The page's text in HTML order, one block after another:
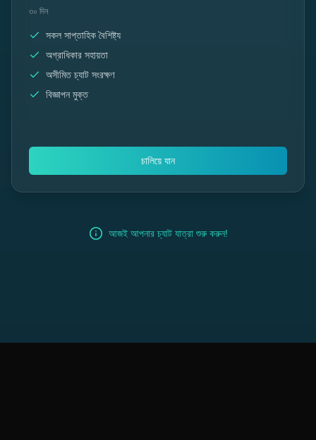
৩০ দিন
সকল সাপ্তাহিক বৈশিষ্ট্য
অগ্রাধিকার সহায়তা
অসীমিত চ্যাট সংরক্ষণ
বিজ্ঞাপন মুক্ত
চালিয়ে যান
আজই আপনার চ্যাট যাত্রা শুরু করুন!